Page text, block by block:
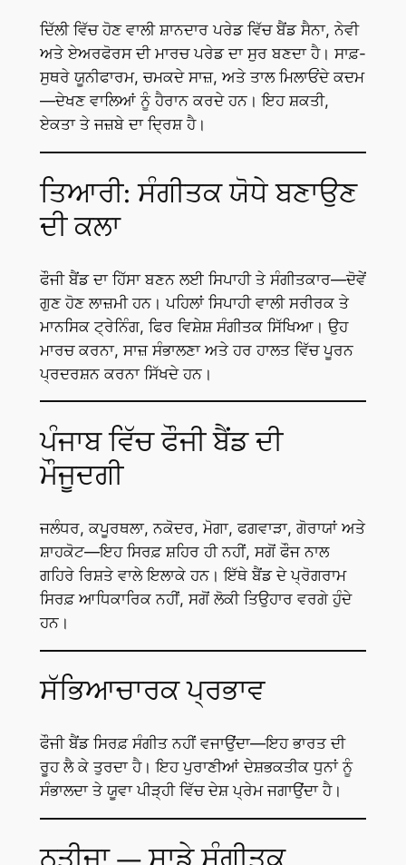
ਦਿੱਲੀ ਵਿੱਚ ਹੋਣ ਵਾਲੀ ਸ਼ਾਨਦਾਰ ਪਰੇਡ ਵਿੱਚ ਬੈਂਡ ਸੈਨਾ, ਨੇਵੀ
ਅਤੇ ਏਅਰਫੋਰਸ ਦੀ ਮਾਰਚ ਪਰੇਡ ਦਾ ਸੁਰ ਬਣਦਾ ਹੈ। ਸਾਫ਼-
ਸੁਥਰੇ ਯੂਨੀਫਾਰਮ, ਚਮਕਦੇ ਸਾਜ਼, ਅਤੇ ਤਾਲ ਮਿਲਾਓਂਦੇ ਕਦਮ
—ਦੇਖਣ ਵਾਲਿਆਂ ਨੂੰ ਹੈਰਾਨ ਕਰਦੇ ਹਨ। ਇਹ ਸ਼ਕਤੀ,
ਏਕਤਾ ਤੇ ਜਜ਼ਬੇ ਦਾ ਦ੍ਰਿਸ਼ ਹੈ।
ਤਿਆਰੀ: ਸੰਗੀਤਕ ਯੋਧੇ ਬਣਾਉਣ
ਦੀ ਕਲਾ
ਫੌਜੀ ਬੈਂਡ ਦਾ ਹਿੱਸਾ ਬਣਨ ਲਈ ਸਿਪਾਹੀ ਤੇ ਸੰਗੀਤਕਾਰ—ਦੋਵੇਂ
ਗੁਣ ਹੋਣ ਲਾਜ਼ਮੀ ਹਨ। ਪਹਿਲਾਂ ਸਿਪਾਹੀ ਵਾਲੀ ਸਰੀਰਕ ਤੇ
ਮਾਨਸਿਕ ਟ੍ਰੇਨਿੰਗ, ਫਿਰ ਵਿਸ਼ੇਸ਼ ਸੰਗੀਤਕ ਸਿੱਖਿਆ। ਉਹ
ਮਾਰਚ ਕਰਨਾ, ਸਾਜ਼ ਸੰਭਾਲਣਾ ਅਤੇ ਹਰ ਹਾਲਤ ਵਿੱਚ ਪੂਰਨ
ਪ੍ਰਦਰਸ਼ਨ ਕਰਨਾ ਸਿੱਖਦੇ ਹਨ।
ਪੰਜਾਬ ਵਿੱਚ ਫੌਜੀ ਬੈਂਡ ਦੀ
ਮੌਜੂਦਗੀ
ਜਲੰਧਰ, ਕਪੂਰਥਲਾ, ਨਕੋਦਰ, ਮੋਗਾ, ਫਗਵਾੜਾ, ਗੋਰਾਯਾਂ ਅਤੇ
ਸ਼ਾਹਕੋਟ—ਇਹ ਸਿਰਫ਼ ਸ਼ਹਿਰ ਹੀ ਨਹੀਂ, ਸਗੋਂ ਫੌਜ ਨਾਲ
ਗਹਿਰੇ ਰਿਸ਼ਤੇ ਵਾਲੇ ਇਲਾਕੇ ਹਨ। ਇੱਥੇ ਬੈਂਡ ਦੇ ਪ੍ਰੋਗਰਾਮ
ਸਿਰਫ਼ ਆਧਿਕਾਰਿਕ ਨਹੀਂ, ਸਗੋਂ ਲੋਕੀ ਤਿਉਹਾਰ ਵਰਗੇ ਹੁੰਦੇ
ਹਨ।
ਸੱਭਿਆਚਾਰਕ ਪ੍ਰਭਾਵ
ਫੌਜੀ ਬੈਂਡ ਸਿਰਫ਼ ਸੰਗੀਤ ਨਹੀਂ ਵਜਾਉਂਦਾ—ਇਹ ਭਾਰਤ ਦੀ
ਰੂਹ ਲੈ ਕੇ ਤੁਰਦਾ ਹੈ। ਇਹ ਪੁਰਾਣੀਆਂ ਦੇਸ਼ਭਕਤੀਕ ਧੁਨਾਂ ਨੂੰ
ਸੰਭਾਲਦਾ ਤੇ ਯੂਵਾ ਪੀੜ੍ਹੀ ਵਿੱਚ ਦੇਸ਼ ਪ੍ਰੇਮ ਜਗਾਉਂਦਾ ਹੈ।